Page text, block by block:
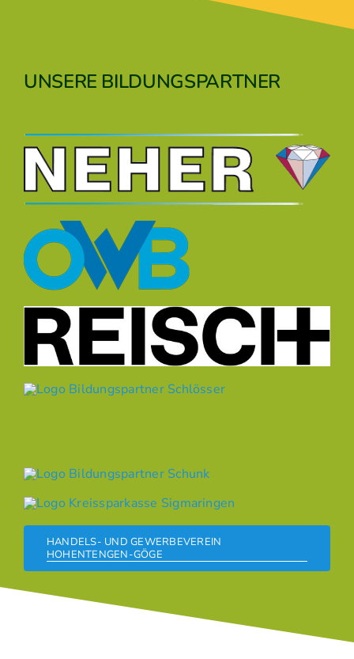
UNSERE BILDUNGSPARTNER
HANDELS- UND GEWERBEVEREIN
HOHENTENGEN-GÖGE